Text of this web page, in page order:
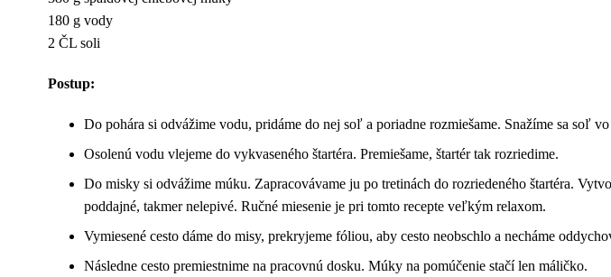
180 g vody
2 ČL soli
Postup:
Do pohára si odvážime vodu, pridáme do nej soľ a poriadne rozmiešame. Snažíme sa soľ
Osolenú vodu vlejeme do vykvaseného štartéra. Premiešame, štartér tak rozriedime.
Do misky si odvážime múku. Zapracovávame ju po tretinách do rozriedeného štartéra.
poddajné, takmer nelepivé. Ručné miesenie je pri tomto recepte veľkým relaxom.
Vymiesené cesto dáme do misy, prekryjeme fóliou, aby cesto neobschlo a necháme
Následne cesto premiestnime na pracovnú dosku. Múky na pomúčenie stačí len máličko.